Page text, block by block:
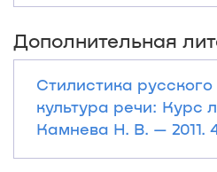
Дополнительная
Стилистика
культура речи: Курс
Камнева Н. В. — 2011.